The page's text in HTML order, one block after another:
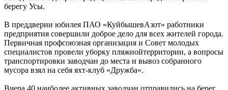
берегу Усы.
В преддверии юбилея ПАО «КуйбышевАзот» работники
предприятия совершили доброе дело для всех жителей города.
Первичная профсоюзная организация и Совет молодых
специалистов провели уборку пляжнойтерритории, а вопросы
транспортировки заводчан до места и вывоз собранного
мусора взял на себя яхт-клуб «Дружба».